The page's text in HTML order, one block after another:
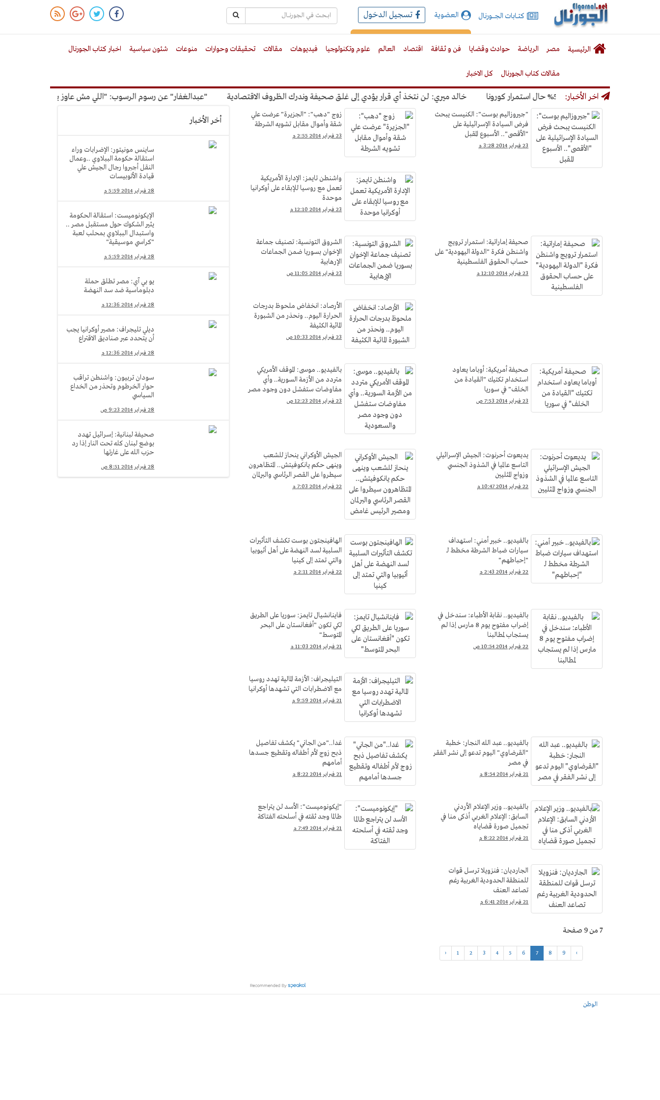
الجورنال
نت
كتـــابات الجـــــورنال العضوية تسجيل الدخول
الرئيسية مصر الرياضة حوادث وقضايا فن و ثقافة اقتصاد العالم علوم وتكنولوجيا فيديوهات مقالات تحقيقات وحوارات منوعات شئون سياسية اخبار كتاب الجورنال
مقالات كتاب الجورنال كل الاخبار
اخر الأخبار:بنسبة 50% حال استمرار كورونا خالد ميري: لن نتخذ أي قرار يؤدي إلى غلق صحيفة وندرك الظروف الاقتصادية "عبدالغفار" عن رسوم الرسوب: "اللي مش عاوز يتعلم ملوش مجانية"
فن
ثقافة
"جيروزاليم بوست": الكنيست يبحث
فرض السيادة الإسرائيلية على
"الأقصى".. الأسبوع المقبل
23 فبراير 2014 3:28 م
زوج "دهب": "الجزيرة" عرضت علي
شقة وأموال مقابل تشويه الشرطة
23 فبراير 2014 2:55 م
واشنطن تايمز: الإدارة الأمريكية
تعمل مع روسيا للإبقاء على أوكرانيا
موحدة
23 فبراير 2014 12:10 م
صحيفة إماراتية: استمرار ترويج
واشنطن فكرة "الدولة اليهودية" على
حساب الحقوق الفلسطينية
23 فبراير 2014 12:10 م
الشروق التونسية: تصنيف جماعة
الإخوان بسوريا ضمن الجماعات
الإرهابية
23 فبراير 2014 11:05 ص
الأرصاد: انخفاض ملحوظ بدرجات
الحرارة اليوم.. ونحذر من الشبورة
المائية الكثيفة
23 فبراير 2014 10:33 ص
صحيفة أمريكية: أوباما يعاود
استخدام تكتيك "القيادة من
الخلف" في سوريا
23 فبراير 2014 7:53 ص
بالفيديو.. موسى: الموقف الأمريكي
متردد من الأزمة السورية.. وأي
مفاوضات ستفشل دون وجود مصر
والسعودية
23 فبراير 2014 12:23 ص
يديعوت أحرنوت: الجيش الإسرائيلي
التاسع عالميا في الشذوذ الجنسي
وزواج المثليين
22 فبراير 2014 10:47 م
الجيش الأوكراني ينحاز للشعب
وينهى حكم يانكوفيتش.. المتظاهرون
سيطروا على القصر الرئاسي والبرلمان
ومصير الرئيس غامض
22 فبراير 2014 7:03 م
بالفيديو.. خبير أمني: استهداف
سيارات ضباط الشرطة مخطط لـ
"إحباطهم"
22 فبراير 2014 2:43 م
الهافينجتون بوست تكشف التأثيرات
السلبية لسد النهضة على أهل أثيوبيا
والتي تمتد إلى كينيا
22 فبراير 2014 2:11 م
بالفيديو.. نقابة الأطباء: سندخل في
إضراب مفتوح يوم 8 مارس إذا لم
يستجاب لمطالبنا
22 فبراير 2014 10:54 ص
فاينانشيال تايمز: سوريا على الطريق
لكي تكون "أفغانستان على البحر
المتوسط"
21 فبراير 2014 11:03 م
التيليجراف: الأزمة المالية تهدد روسيا
مع الاضطرابات التي تشهدها أوكرانيا
21 فبراير 2014 9:59 م
بالفيديو.. عبد الله النجار: خطبة
"القرضاوي" اليوم تدعو إلى نشر الفقر
في مصر
21 فبراير 2014 8:54 م
غدا.."من الجاني" يكشف تفاصيل
ذبح زوج لأم أطفاله وتقطيع جسدها
أمامهم
21 فبراير 2014 8:22 م
بالفيديو.. وزير الإعلام الأردني
السابق: الإعلام الغربي أذكى منا في
تجميل صورة قضاياه
21 فبراير 2014 8:22 م
"إيكونوميست": الأسد لن يتراجع
طالما وجد ثقته في أسلحته الفتاكة
21 فبراير 2014 7:49 م
الجارديان: فنزويلا ترسل قوات
للمنطقة الحدودية الغربية رغم
تصاعد العنف
21 فبراير 2014 6:41 م
7 من 9 صفحة
‹ 1 2 3 4 5 6 7 8 9 ›
أخر الأخبار
ساينس مونيتور: الإضرابات وراء
استقالة حكومة الببلاوي ..وعمال
النقل أجبروا رجال الجيش علي
قيادة الأتوبيسات
28 فبراير 2014 5:59 م
الإيكونوميست: استقالة الحكومة
يثير الشكوك حول مستقبل مصر ..
واستبدال الببلاوي بمحلب لعبة
"كراسي موسيقية"
28 فبراير 2014 5:59 م
يو بي آي: مصر تطلق حملة
دبلوماسية ضد سد النهضة
28 فبراير 2014 12:36 م
ديلي تليجراف: مصير أوكرانيا يجب
أن يتحدد عبر صناديق الاقتراع
28 فبراير 2014 12:36 م
سودان تربيون: واشنطن تراقب
حوار الخرطوم وتحذر من الخداع
السياسي
28 فبراير 2014 9:23 ص
صحيفة لبنانية: إسرائيل تهدد
بوضع لبنان كله تحت النار إذا رد
حزب الله على غارتها
28 فبراير 2014 8:51 ص
الوطن